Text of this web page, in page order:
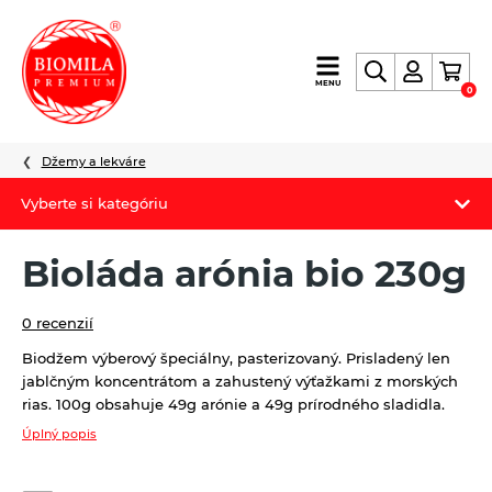
výroba
a
nielen
MENU
0
Vyberte si kategóriu
Akciová ponuka
Fermato
Džemy a lekváre
Bioláda arónia bio 230g
0 recenzií
Biodžem výberový špeciálny, pasterizovaný. Prisladený len
jablčným koncentrátom a zahustený výťažkami z morských
rias. 100g obsahuje 49g arónie a 49g prírodného sladidla.
Úplný popis